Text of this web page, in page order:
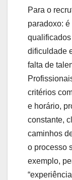
Para o
paradoxo:
qualificados
dificuldade
falta de
critérios
e horário,
constante,
caminhos
o processo
exemplo,